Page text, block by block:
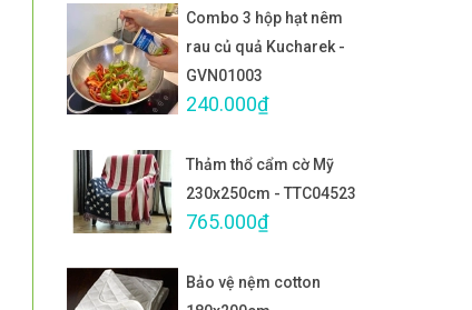
Combo 3 hộp hạt nêm
rau củ quả Kucharek -
GVN01003
240.000₫
Thảm thổ cẩm cờ Mỹ
230x250cm - TTC04523
765.000₫
Bảo vệ nệm cotton